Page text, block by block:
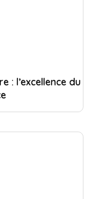
: l’excellence du